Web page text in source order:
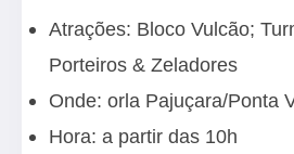
Atrações: Bloco Vulcão;
Porteiros & Zeladores
Onde: orla Pajuçara/Ponta
Hora: a partir das 10h